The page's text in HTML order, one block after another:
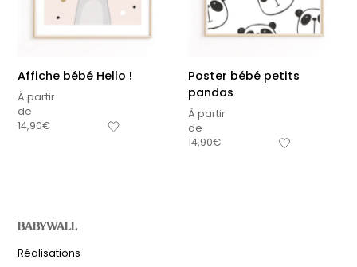
Affiche bébé Hello !
À partir
de
14,90€
Poster bébé petits
pandas
À partir
de
14,90€
BABYWALL
Réalisations